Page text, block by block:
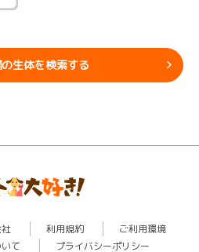
生体を検索する
利用規約
ご利用環境
て
プライバシーポリシー